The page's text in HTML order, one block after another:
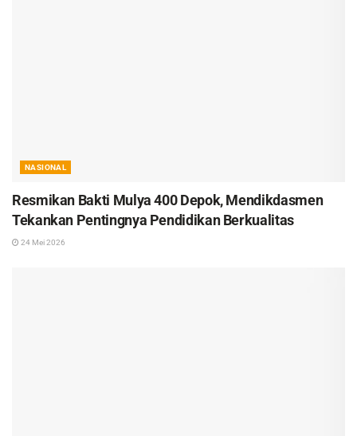
NASIONAL
Resmikan Bakti Mulya 400 Depok, Mendikdasmen
Tekankan Pentingnya Pendidikan Berkualitas
24 Mei 2026